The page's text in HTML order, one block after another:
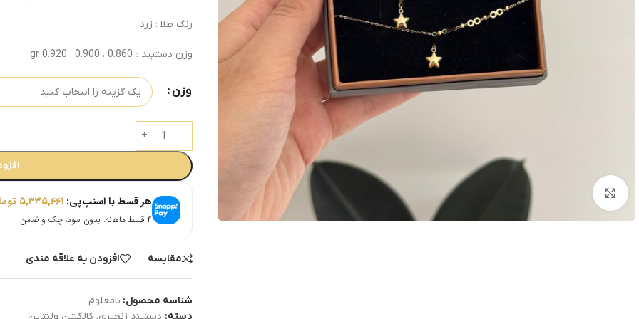
رنگ طلا : زرد
وزن دستبند : 0.860 ، 0.900 ، 0.920 gr
وزن
هر قسط با اسنپ‌پی: ۵,۳۳۵,۶۶۱
۴ قسط ماهانه. بدون سود، چک و ضامن.
مقایسه افزودن به علاقه مندی
شناسه محصول: نامعلوم